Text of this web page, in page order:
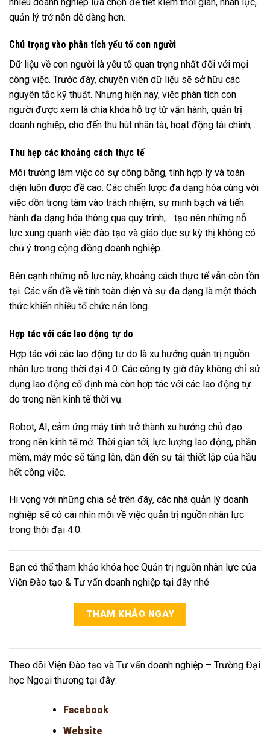
quản lý trở nên dễ dàng hơn.
Chú trọng vào phân tích yếu tố con người
Dữ liệu về con người là yếu tố quan trọng nhất đối với mọi
công việc. Trước đây, chuyên viên dữ liệu sẽ sở hữu các
nguyên tắc kỹ thuật. Nhưng hiện nay, việc phân tích con
người được xem là chìa khóa hỗ trợ từ vận hành, quản trị
doanh nghiệp, cho đến thu hút nhân tài, hoạt động tài chính,..
Thu hẹp các khoảng cách thực tế
Môi trường làm việc có sự công bằng, tính hợp lý và toàn
diện luôn được đề cao. Các chiến lược đa dạng hóa cùng với
việc dồn trọng tâm vào trách nhiệm, sự minh bạch và tiến
hành đa dạng hóa thông qua quy trình,… tạo nên những nỗ
lực xung quanh việc đào tạo và giáo dục sự kỳ thị không có
chủ ý trong cộng đồng doanh nghiệp.
Bên cạnh những nỗ lực này, khoảng cách thực tế vẫn còn tồn
tại. Các vấn đề về tính toàn diện và sự đa dạng là một thách
thức khiến nhiều tổ chức nản lòng.
Hợp tác với các lao động tự do
Hợp tác với các lao động tự do là xu hướng quản trị nguồn
nhân lực trong thời đại 4.0. Các công ty giờ đây không chỉ sử
dụng lao động cố định mà còn hợp tác với các lao động tự
do trong nền kinh tế thời vụ.
Robot, AI, cảm ứng máy tính trở thành xu hướng chủ đạo
trong nền kinh tế mở. Thời gian tới, lực lượng lao động, phần
mềm, máy móc sẽ tăng lên, dẫn đến sự tái thiết lập của hầu
hết công việc.
Hi vọng với những chia sẻ trên đây, các nhà quản lý doanh
nghiệp sẽ có cái nhìn mới về việc quản trị nguồn nhân lực
trong thời đại 4.0.
Bạn có thể tham khảo khóa học Quản trị nguồn nhân lực của
Viện Đào tạo & Tư vấn doanh nghiệp tại đây nhé
THAM KHẢO NGAY
Theo dõi Viện Đào tạo và Tư vấn doanh nghiệp – Trường Đại
học Ngoại thương tại đây:
Facebook
Website